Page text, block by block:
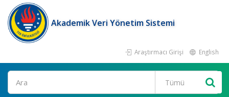
Akademik Veri Yönetim Sistemi
Araştırmacı Girişi English
Ara